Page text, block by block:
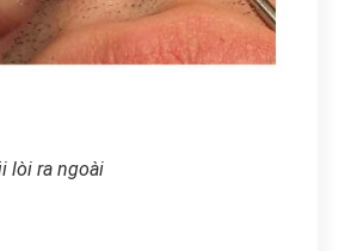
lòi ra ngoài